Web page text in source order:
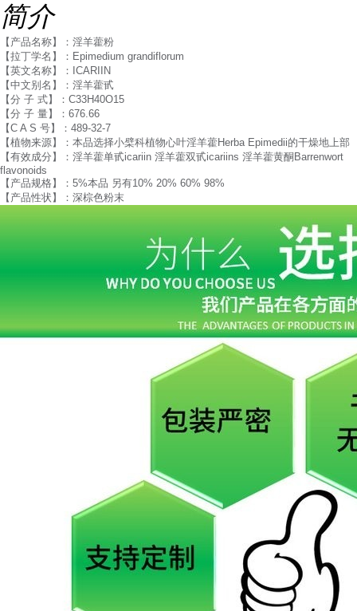
简介
【产品名称】：淫羊藿粉
【拉丁学名】：Epimedium grandiflorum
【英文名称】：ICARIIN
【中文别名】：淫羊藿甙
【分 子 式】：C33H40O15
【分 子 量】：676.66
【C A S 号】：489-32-7
【植物来源】：本品选择小檗科植物心叶淫羊藿Herba Epimedii的干燥地上部
【有效成分】：淫羊藿单甙icariin 淫羊藿双甙icariins 淫羊藿黄酮Barrenwort
flavonoids
【产品规格】：5%本品 另有10% 20% 60% 98%
【产品性状】：深棕色粉末